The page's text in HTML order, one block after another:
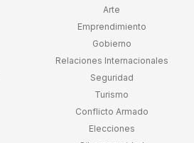
Arte
Emprendimiento
Gobierno
Relaciones Internacionales
Seguridad
Turismo
Conflicto Armado
Elecciones